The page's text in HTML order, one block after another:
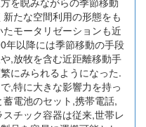
たな空間利用の形態をも
モータリゼーションも近
年以降には季節移動の手段
,放牧を含む近距離移動手
にみられるようになった.
,特に大きな影響力を持っ
電池のセット,携帯電話,
チック容器は従来,世帯レ